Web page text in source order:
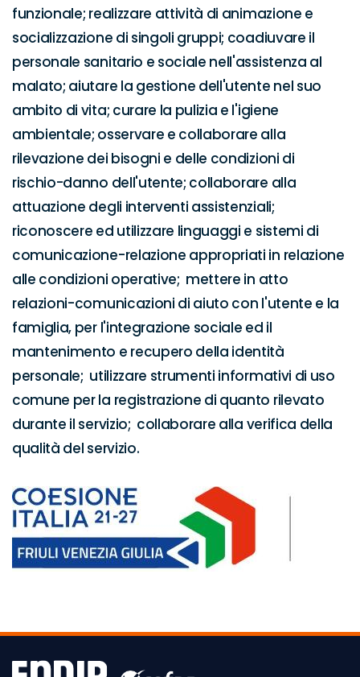
funzionale; realizzare attività di animazione e
socializzazione di singoli gruppi; coadiuvare il
personale sanitario e sociale nell'assistenza al
malato; aiutare la gestione dell'utente nel suo
ambito di vita; curare la pulizia e l'igiene
ambientale; osservare e collaborare alla
rilevazione dei bisogni e delle condizioni di
rischio-danno dell'utente; collaborare alla
attuazione degli interventi assistenziali;
riconoscere ed utilizzare linguaggi e sistemi di
comunicazione-relazione appropriati in relazione
alle condizioni operative;  mettere in atto
relazioni-comunicazioni di aiuto con l'utente e la
famiglia, per l'integrazione sociale ed il
mantenimento e recupero della identità
personale;  utilizzare strumenti informativi di uso
comune per la registrazione di quanto rilevato
durante il servizio;  collaborare alla verifica della
qualità del servizio.